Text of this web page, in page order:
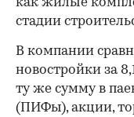
стадии
В компании
новостройки за
ту же сумму в
(ПИФы), акции,